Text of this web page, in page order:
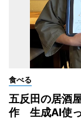
食べる
五反田の居酒
作 生成AI使